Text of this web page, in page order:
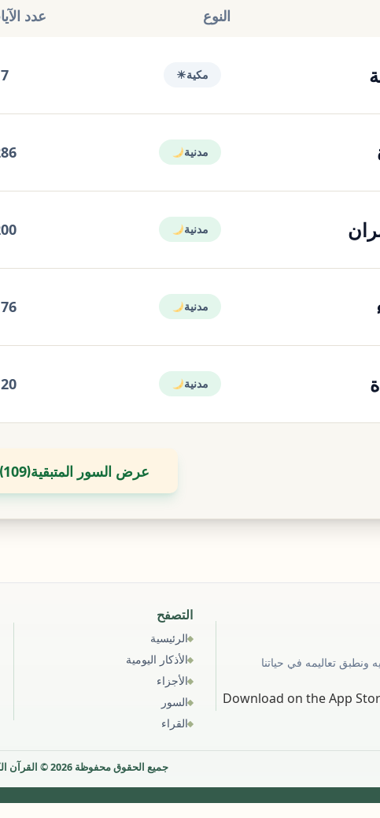
النوع عدد
مكية☀
7
مدنية
مدنية
مدنية
مدنية
عرض السور المتبقية(
109
)
ونطبق تعاليمه في حياتنا
التصفح
الرئيسية
الأذكار اليومية
الأجزاء
السور
القراء
جميع الحقوق محفوظة 2026 © القرآن الكريم